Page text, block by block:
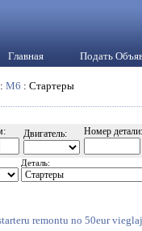
Главная Подать
: M6 : Стартеры
Двигатель: Номер детали:
Деталь:
remontu no 50eur